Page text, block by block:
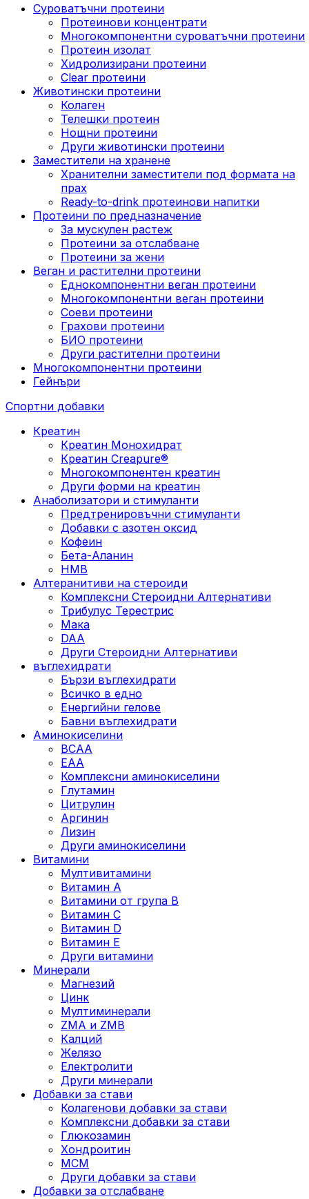
Суроватъчни протеини
Протеинови концентрати
Многокомпонентни суроватъчни протеини
Протеин изолат
Хидролизирани протеини
Clear протеини
Животински протеини
Колаген
Телешки протеин
Нощни протеини
Други животински протеини
Заместители на хранене
Хранителни заместители под формата на
прах
Ready-to-drink протеинови напитки
Протеини по предназначение
За мускулен растеж
Протеини за отслабване
Протеини за жени
Веган и растителни протеини
Еднокомпонентни веган протеини
Многокомпонентни веган протеини
Соеви протеини
Грахови протеини
БИО протеини
Други растителни протеини
Многокомпонентни протеини
Гейнъри
Спортни добавки
Креатин
Креатин Монохидрат
Креатин Creapure®
Многокомпонентен креатин
Други форми на креатин
Анаболизатори и стимуланти
Предтренировъчни стимуланти
Добавки с азотен оксид
Кофеин
Бета-Аланин
HMB
Алтеранитиви на стероиди
Комплексни Стероидни Алтернативи
Трибулус Терестрис
Maка
DAA
Други Стероидни Алтернативи
въглехидрати
Бързи въглехидрати
Всичко в едно
Енергийни гелове
Бавни въглехидрати
Аминокиселини
BCAA
EAA
Комплексни аминокиселини
Глутамин
Цитрулин
Аргинин
Лизин
Други аминокиселини
Витамини
Мултивитамини
Витамин А
Витамини от група B
Витамин C
Витамин D
Витамин E
Други витамини
Минерали
Магнезий
Цинк
Мултиминерали
ZMA и ZMB
Калций
Желязо
Електролити
Други минерали
Добавки за стави
Колагенови добавки за стави
Комплексни добавки за стави
Глюкозамин
Хондроитин
МСМ
Други добавки за стави
Добавки за отслабване